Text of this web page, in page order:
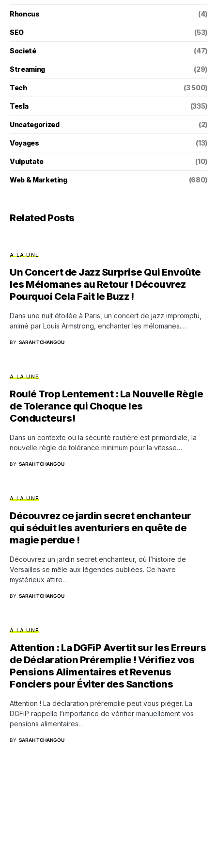
Rhoncus (4)
SEO (53)
Societé (47)
Streaming (29)
Tech (3 500)
Tesla (335)
Uncategorized (2)
Voyages (13)
Vulputate (10)
Web & Marketing (680)
Related Posts
A LA UNE
Un Concert de Jazz Surprise Qui Envoûte
les Mélomanes au Retour ! Découvrez
Pourquoi Cela Fait le Buzz !
Dans une nuit étoilée à Paris, un concert de jazz impromptu,
animé par Louis Armstrong, enchanter les mélomanes.…
BY SARAH TCHANGOU
A LA UNE
Roulé Trop Lentement : La Nouvelle Règle
de Tolerance qui Choque les
Conducteurs!
Dans un contexte où la sécurité routière est primordiale, la
nouvelle règle de tolérance minimum pour la vitesse…
BY SARAH TCHANGOU
A LA UNE
Découvrez ce jardin secret enchanteur
qui séduit les aventuriers en quête de
magie perdue !
Découvrez un jardin secret enchanteur, où l’histoire de
Versailles se mêle aux légendes oubliées. Ce havre
mystérieux attire…
BY SARAH TCHANGOU
A LA UNE
Attention : La DGFiP Avertit sur les Erreurs
de Déclaration Préremplie ! Vérifiez vos
Pensions Alimentaires et Revenus
Fonciers pour Éviter des Sanctions
Attention ! La déclaration préremplie peut vous piéger. La
DGFiP rappelle l’importance de vérifier manuellement vos
pensions alimentaires…
BY SARAH TCHANGOU